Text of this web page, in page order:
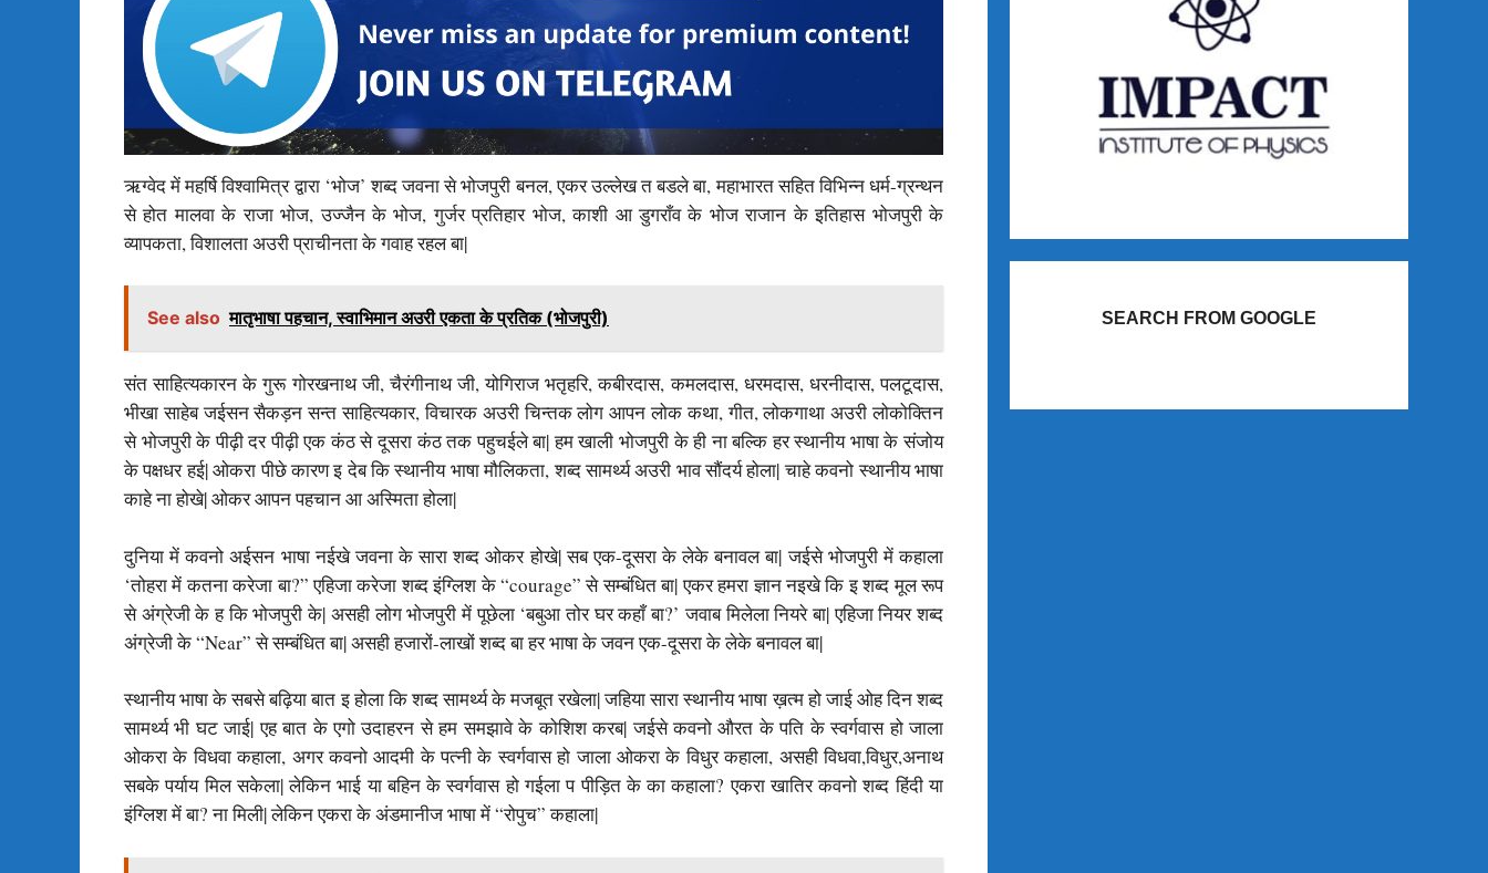
ऋग्वेद में महर्षि विश्वामित्र द्वारा ‘भोज’ शब्द जवना से भोजपुरी बनल, एकर उल्लेख त बडले बा, महाभारत सहित विभिन्न धर्म-ग्रन्थन
से होत मालवा के राजा भोज, उज्जैन के भोज, गुर्जर प्रतिहार भोज, काशी आ डुगराँव के भोज राजान के इतिहास भोजपुरी के
व्यापकता, विशालता अउरी प्राचीनता के गवाह रहल बा|
See also मातृभाषा पहचान, स्वाभिमान अउरी एकता के प्रतिक (भोजपुरी)
संत साहित्यकारन के गुरू गोरखनाथ जी, चैरंगीनाथ जी, योगिराज भतृहरि, कबीरदास, कमलदास, धरमदास, धरनीदास, पलटूदास,
भीखा साहेब जईसन सैकड़न सन्त साहित्यकार, विचारक अउरी चिन्तक लोग आपन लोक कथा, गीत, लोकगाथा अउरी लोकोक्तिन
से भोजपुरी के पीढ़ी दर पीढ़ी एक कंठ से दूसरा कंठ तक पहुचईले बा| हम खाली भोजपुरी के ही ना बल्कि हर स्थानीय भाषा के संजोय
के पक्षधर हई| ओकरा पीछे कारण इ देब कि स्थानीय भाषा मौलिकता, शब्द सामर्थ्य अउरी भाव सौंदर्य होला| चाहे कवनो स्थानीय भाषा
काहे ना होखे| ओकर आपन पहचान आ अस्मिता होला|
दुनिया में कवनो अईसन भाषा नईखे जवना के सारा शब्द ओकर होखे| सब एक-दूसरा के लेके बनावल बा| जईसे भोजपुरी में कहाला
‘तोहरा में कतना करेजा बा?” एहिजा करेजा शब्द इंग्लिश के “courage” से सम्बंधित बा| एकर हमरा ज्ञान नइखे कि इ शब्द मूल रूप
से अंग्रेजी के ह कि भोजपुरी के| असही लोग भोजपुरी में पूछेला ‘बबुआ तोर घर कहाँ बा?’ जवाब मिलेला नियरे बा| एहिजा नियर शब्द
अंग्रेजी के “Near” से सम्बंधित बा| असही हजारों-लाखों शब्द बा हर भाषा के जवन एक-दूसरा के लेके बनावल बा|
स्थानीय भाषा के सबसे बढ़िया बात इ होला कि शब्द सामर्थ्य के मजबूत रखेला| जहिया सारा स्थानीय भाषा ख़त्म हो जाई ओह दिन शब्द
सामर्थ्य भी घट जाई| एह बात के एगो उदाहरन से हम समझावे के कोशिश करब| जईसे कवनो औरत के पति के स्वर्गवास हो जाला
ओकरा के विधवा कहाला, अगर कवनो आदमी के पत्नी के स्वर्गवास हो जाला ओकरा के विधुर कहाला, असही विधवा,विधुर,अनाथ
सबके पर्याय मिल सकेला| लेकिन भाई या बहिन के स्वर्गवास हो गईला प पीड़ित के का कहाला? एकरा खातिर कवनो शब्द हिंदी या
इंग्लिश में बा? ना मिली| लेकिन एकरा के अंडमानीज भाषा में “रोपुच” कहाला|
SEARCH FROM GOOGLE